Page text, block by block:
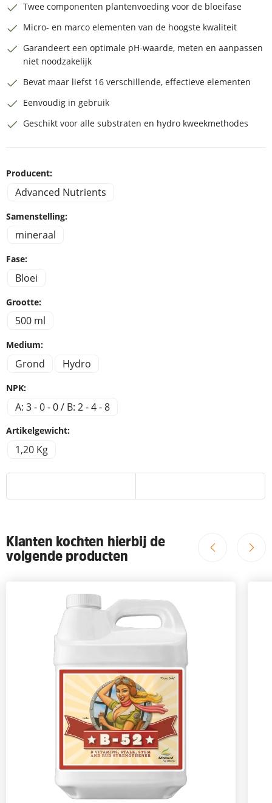
Twee componenten plantenvoeding voor de bloeifase
Micro- en marco elementen van de hoogste kwaliteit
Garandeert een optimale pH-waarde, meten en aanpassen
niet noodzakelijk
Bevat maar liefst 16 verschillende, effectieve elementen
Eenvoudig in gebruik
Geschikt voor alle substraten en hydro kweekmethodes
Producent:
Advanced Nutrients
Samenstelling:
mineraal
Fase:
Bloei
Grootte:
500 ml
Medium:
Grond Hydro
NPK:
A: 3 - 0 - 0 / B: 2 - 4 - 8
Artikelgewicht:
1,20 Kg
Klanten kochten hierbij de
volgende producten